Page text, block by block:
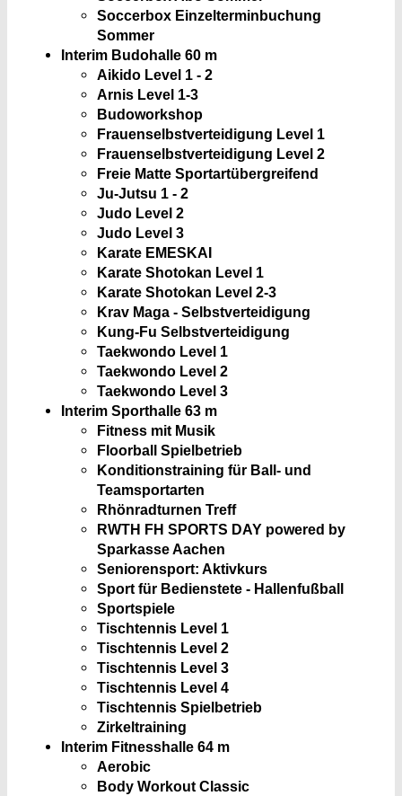
Soccerbox Einzelterminbuchung
Sommer
Interim Budohalle 60 m
Aikido Level 1 - 2
Arnis Level 1-3
Budoworkshop
Frauenselbstverteidigung Level 1
Frauenselbstverteidigung Level 2
Freie Matte Sportartübergreifend
Ju-Jutsu 1 - 2
Judo Level 2
Judo Level 3
Karate EMESKAI
Karate Shotokan Level 1
Karate Shotokan Level 2-3
Krav Maga - Selbstverteidigung
Kung-Fu Selbstverteidigung
Taekwondo Level 1
Taekwondo Level 2
Taekwondo Level 3
Interim Sporthalle 63 m
Fitness mit Musik
Floorball Spielbetrieb
Konditionstraining für Ball- und
Teamsportarten
Rhönradturnen Treff
RWTH FH SPORTS DAY powered by
Sparkasse Aachen
Seniorensport: Aktivkurs
Sport für Bedienstete - Hallenfußball
Sportspiele
Tischtennis Level 1
Tischtennis Level 2
Tischtennis Level 3
Tischtennis Level 4
Tischtennis Spielbetrieb
Zirkeltraining
Interim Fitnesshalle 64 m
Aerobic
Body Workout Classic